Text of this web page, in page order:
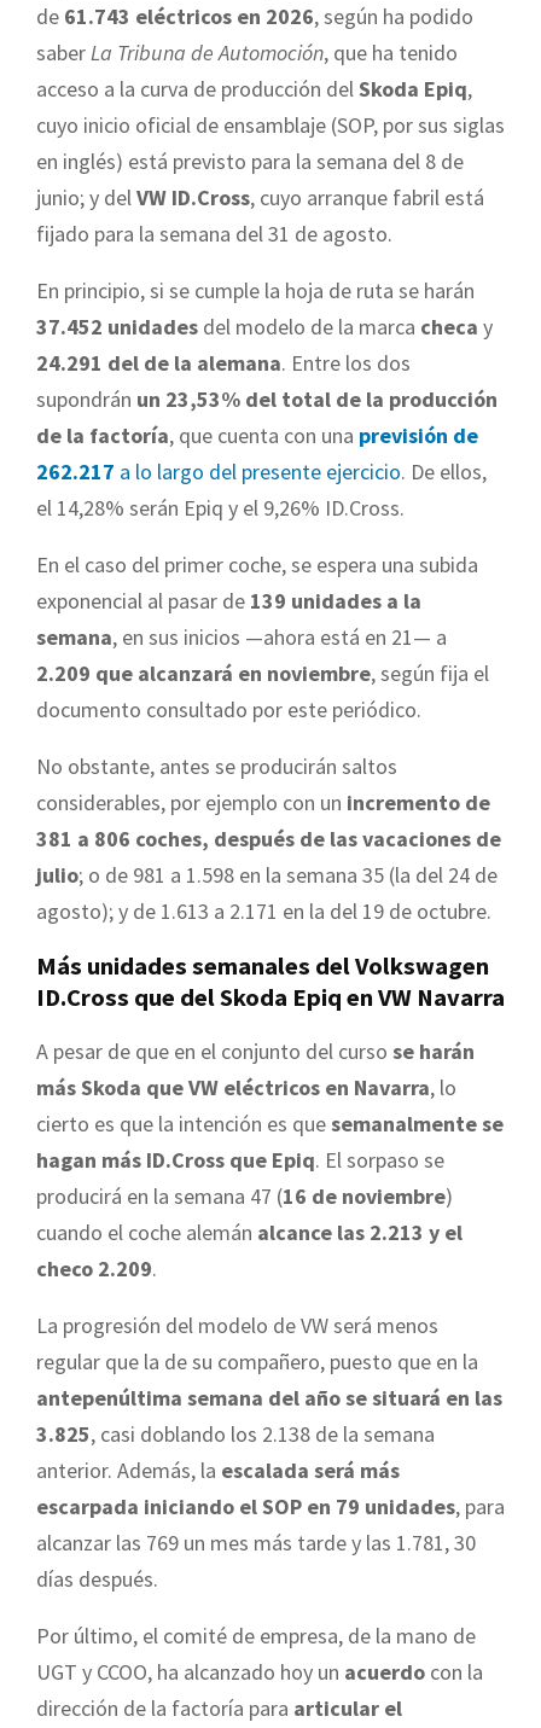
de 61.743 eléctricos en 2026, según ha podido
saberLa Tribuna de Automoción, que ha tenido
acceso a la curva de producción delSkoda Epiq,
cuyo inicio oficial de ensamblaje (SOP, por sus siglas
en inglés) está previsto para la semana del 8 de
junio; y delVW ID.Cross, cuyo arranque fabril está
fijado para la semana del 31 de agosto.
En principio, si se cumple la hoja de ruta se harán
37.452 unidades del modelo de la marca checa y
24.291 del de la alemana. Entre los dos
supondrán un 23,53% del total de la producción
de la factoría, que cuenta con una previsión de
262.217 a lo largo del presente ejercicio. De ellos,
el 14,28% serán Epiq y el 9,26% ID.Cross.
En el caso del primer coche, se espera una subida
exponencial al pasar de 139 unidades a la
semana, en sus inicios —ahora está en 21— a
2.209 que alcanzará en noviembre, según fija el
documento consultado por este periódico.
No obstante, antes se producirán saltos
considerables, por ejemplo con un incremento de
381 a 806 coches, después de las vacaciones de
julio; o de 981 a 1.598 en la semana 35 (la del 24 de
agosto); y de 1.613 a 2.171 en la del 19 de octubre.
Más unidades semanales del Volkswagen
ID.Cross que del Skoda Epiq en VW Navarra
A pesar de que en el conjunto del curso se harán
más Skoda que VW eléctricos en Navarra, lo
cierto es que la intención es quesemanalmente se
hagan más ID.Cross que Epiq. El sorpaso se
producirá en la semana 47 (16 de noviembre)
cuando el coche alemán alcance las 2.213 y el
checo 2.209.
La progresión del modelo de VW será menos
regular que la de su compañero, puesto que en la
antepenúltima semana del año se situará en las
3.825, casi doblando los 2.138 de la semana
anterior. Además, la escalada será más
escarpada iniciando el SOP en 79 unidades, para
alcanzar las 769 un mes más tarde y las 1.781, 30
días después.
Por último, el comité de empresa, de la mano de
UGT y CCOO, ha alcanzado hoy un acuerdo con la
dirección de la factoría para articular el